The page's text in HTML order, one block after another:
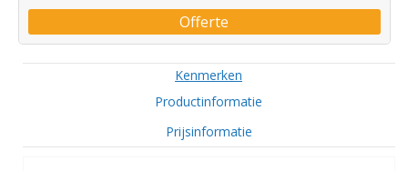
Offerte
Kenmerken
Productinformatie
Prijsinformatie